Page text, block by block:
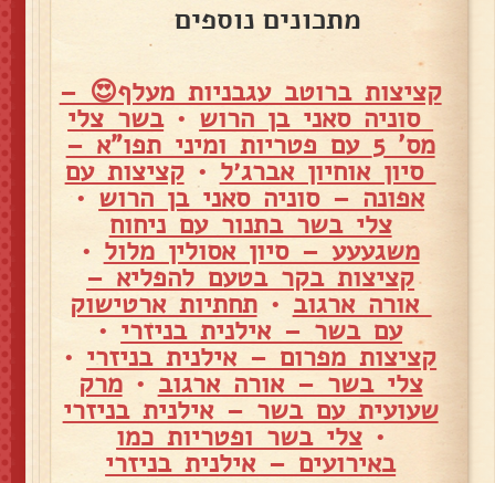
מתכונים נוספים
קציצות ברוטב עגבניות מעלף😍 –
סוניה סאני בן הרוש •בשר צלי
מס' 5 עם פטריות ומיני תפו"א –
סיון אוחיון אברג׳ל •קציצות עם
אפונה – סוניה סאני בן הרוש •
צלי בשר בתנור עם ניחוח
משגעעע – סיון אסולין מלול •
קציצות בקר בטעם להפליא –
אורה ארגוב •תחתיות ארטישוק
עם בשר – אילנית בניזרי •
קציצות מפרום – אילנית בניזרי •
צלי בשר – אורה ארגוב •מרק
שעועית עם בשר – אילנית בניזרי
• צלי בשר ופטריות כמו
באירועים – אילנית בניזרי